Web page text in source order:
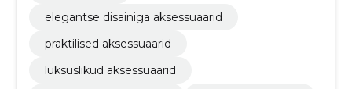
elegantse disainiga aksessuaarid
praktilised aksessuaarid
luksuslikud aksessuaarid